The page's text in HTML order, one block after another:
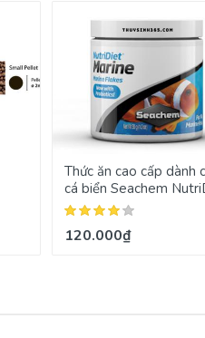
Thức ăn cao cấp dành
cá biển Seachem
Marine Flakes
120.000₫